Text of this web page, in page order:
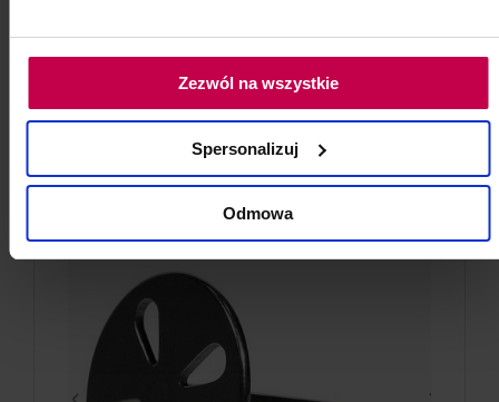
Zezwól na wszystkie
Spersonalizuj
Odmowa
22, - zł
do koszyka